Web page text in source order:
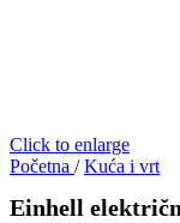
Click to enlarge
Početna / Kuća i vrt
Einhell